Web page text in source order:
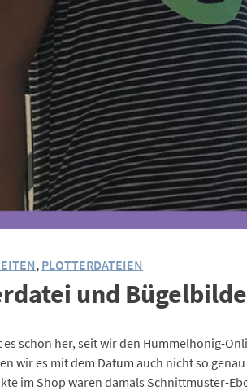
, PLOTTERDATEIEN
und
es schon her, seit wir den Hummelhonig-
wir es mit dem Datum auch nicht so
im Shop waren damals Schnittmuster-